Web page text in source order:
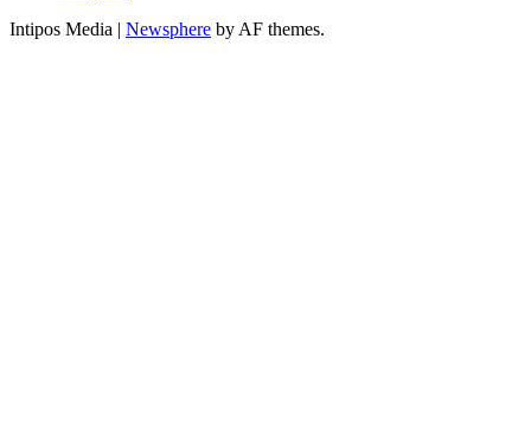
Intipos Media | Newsphere by AF themes.